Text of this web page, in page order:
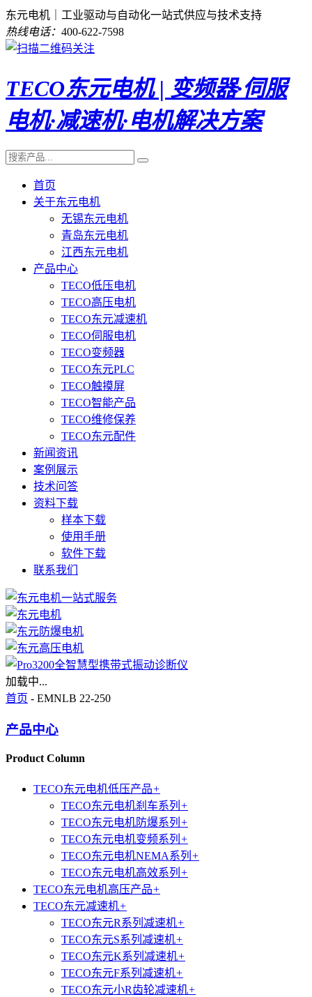
东元电机｜工业驱动与自动化一站式供应与技术支持
热线电话： 400-622-7598
TECO东元电机 | 变频器·伺服
电机·减速机·电机解决方案
首页
关于东元电机
无锡东元电机
青岛东元电机
江西东元电机
产品中心
TECO低压电机
TECO高压电机
TECO东元减速机
TECO伺服电机
TECO变频器
TECO东元PLC
TECO触摸屏
TECO智能产品
TECO维修保养
TECO东元配件
新闻资讯
案例展示
技术问答
资料下载
样本下载
使用手册
软件下载
联系我们
加载中...
首页 - EMNLB 22-250
产品中心
Product Column
TECO东元电机低压产品+
TECO东元电机刹车系列 +
TECO东元电机防爆系列 +
TECO东元电机变频系列 +
TECO东元电机NEMA系列 +
TECO东元电机高效系列 +
TECO东元电机高压产品+
TECO东元减速机+
TECO东元R系列减速机+
TECO东元S系列减速机+
TECO东元K系列减速机+
TECO东元F系列减速机+
TECO东元小R齿轮减速机+